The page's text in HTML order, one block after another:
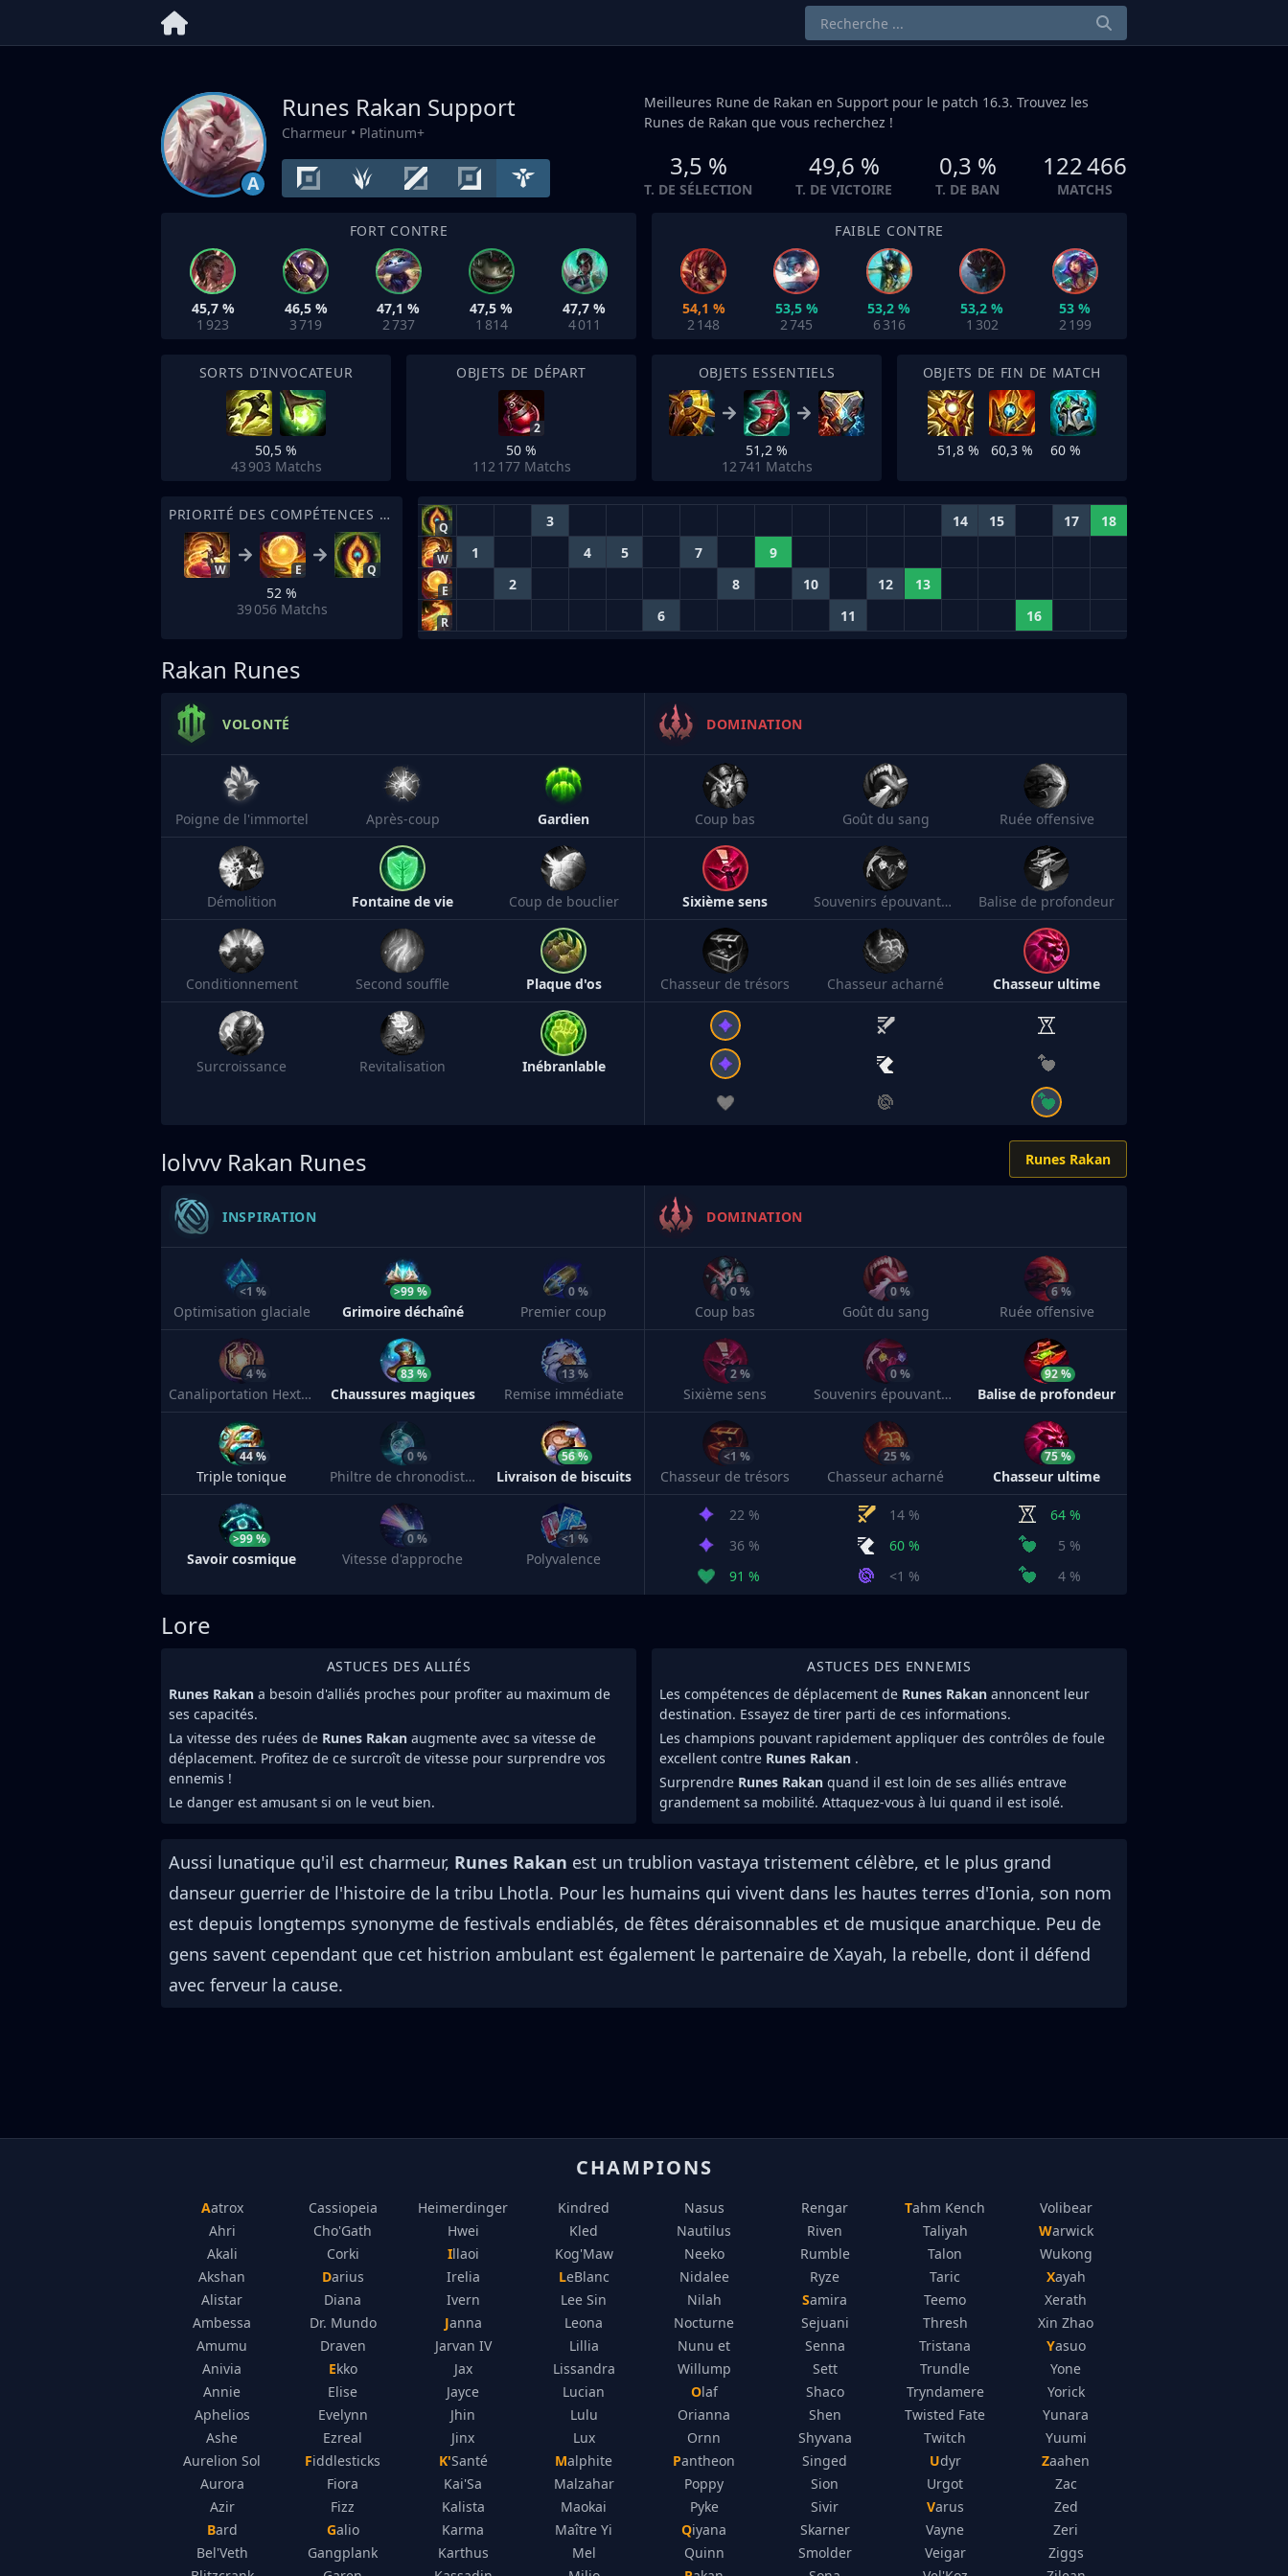
A
Runes Rakan Support
Charmeur • Platinum+
Meilleures Rune de Rakan en Support pour le patch 16.3. Trouvez les
Runes de Rakan que vous recherchez !
3,5 %
T. DE SÉLECTION
49,6 %
T. DE VICTOIRE
0,3 %
T. DE BAN
122 466
MATCHS
FORT CONTRE
45,7 %
1 923
46,5 %
3 719
47,1 %
2 737
47,5 %
1 814
47,7 %
4 011
FAIBLE CONTRE
54,1 %
2 148
53,5 %
2 745
53,2 %
6 316
53,2 %
1 302
53 %
2 199
SORTS D'INVOCATEUR
50,5 %
43 903 Matchs
OBJETS DE DÉPART
2
50 %
112 177 Matchs
OBJETS ESSENTIELS
51,2 %
12 741 Matchs
OBJETS DE FIN DE MATCH
51,8 % 60,3 % 60 %
PRIORITÉ DES COMPÉTENCES DE SORT
W E Q
52 %
39 056 Matchs
Q 3 14 15 17 18
W 1 4 5 7 9
E 2 8 10 12 13
R 6 11 16
Rakan Runes
VOLONTÉ
Poigne de l'immortel Après-coup Gardien
Démolition Fontaine de vie Coup de bouclier
Conditionnement Second souffle Plaque d'os
Surcroissance Revitalisation Inébranlable
DOMINATION
Coup bas Goût du sang Ruée offensive
Sixième sens Souvenirs épouvantables Balise de profondeur
Chasseur de trésors Chasseur acharné Chasseur ultime
lolvvv Rakan Runes Runes Rakan
INSPIRATION
<1 %
Optimisation glaciale
>99 %
Grimoire déchaîné
0 %
Premier coup
4 %
Canaliportation Hextech
83 %
Chaussures magiques
13 %
Remise immédiate
44 %
Triple tonique
0 %
Philtre de chronodistorsion
56 %
Livraison de biscuits
>99 %
Savoir cosmique
0 %
Vitesse d'approche
<1 %
Polyvalence
DOMINATION
0 %
Coup bas
0 %
Goût du sang
6 %
Ruée offensive
2 %
Sixième sens
0 %
Souvenirs épouvantables
92 %
Balise de profondeur
<1 %
Chasseur de trésors
25 %
Chasseur acharné
75 %
Chasseur ultime
22 % 14 %
64 %
36 %
60 %
5 %
91 %
<1 % 4 %
Lore
ASTUCES DES ALLIÉS
Runes Rakan a besoin d'alliés proches pour profiter au maximum de
ses capacités.
La vitesse des ruées de Runes Rakan augmente avec sa vitesse de
déplacement. Profitez de ce surcroît de vitesse pour surprendre vos
ennemis !
Le danger est amusant si on le veut bien.
ASTUCES DES ENNEMIS
Les compétences de déplacement de Runes Rakan annoncent leur
destination. Essayez de tirer parti de ces informations.
Les champions pouvant rapidement appliquer des contrôles de foule
excellent contre Runes Rakan .
Surprendre Runes Rakan quand il est loin de ses alliés entrave
grandement sa mobilité. Attaquez-vous à lui quand il est isolé.
Aussi lunatique qu'il est charmeur, Runes Rakan est un trublion vastaya tristement célèbre, et le plus grand
danseur guerrier de l'histoire de la tribu Lhotla. Pour les humains qui vivent dans les hautes terres d'Ionia, son nom
est depuis longtemps synonyme de festivals endiablés, de fêtes déraisonnables et de musique anarchique. Peu de
gens savent cependant que cet histrion ambulant est également le partenaire de Xayah, la rebelle, dont il défend
avec ferveur la cause.
CHAMPIONS
Aatrox
Ahri
Akali
Akshan
Alistar
Ambessa
Amumu
Anivia
Annie
Aphelios
Ashe
Aurelion Sol
Aurora
Azir
Bard
Bel'Veth
Cassiopeia
Cho'Gath
Corki
Darius
Diana
Dr. Mundo
Draven
Ekko
Elise
Evelynn
Ezreal
Fiddlesticks
Fiora
Fizz
Galio
Gangplank
Heimerdinger
Hwei
Illaoi
Irelia
Ivern
Janna
Jarvan IV
Jax
Jayce
Jhin
Jinx
K'Santé
Kai'Sa
Kalista
Karma
Karthus
Kindred
Kled
Kog'Maw
LeBlanc
Lee Sin
Leona
Lillia
Lissandra
Lucian
Lulu
Lux
Malphite
Malzahar
Maokai
Maître Yi
Mel
Nasus
Nautilus
Neeko
Nidalee
Nilah
Nocturne
Nunu et
Willump
Olaf
Orianna
Ornn
Pantheon
Poppy
Pyke
Qiyana
Quinn
Rengar
Riven
Rumble
Ryze
Samira
Sejuani
Senna
Sett
Shaco
Shen
Shyvana
Singed
Sion
Sivir
Skarner
Smolder
Tahm Kench
Taliyah
Talon
Taric
Teemo
Thresh
Tristana
Trundle
Tryndamere
Twisted Fate
Twitch
Udyr
Urgot
Varus
Vayne
Veigar
Volibear
Warwick
Wukong
Xayah
Xerath
Xin Zhao
Yasuo
Yone
Yorick
Yunara
Yuumi
Zaahen
Zac
Zed
Zeri
Ziggs